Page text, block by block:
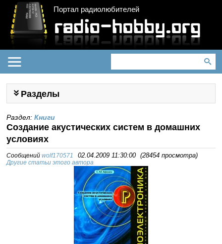
Портал радиолюбителей
Разделы
Раздел:Книги
Создание акустических систем в домашних
условиях
Сообщенийwolf170571 02.04.2009 11:30:00 (28454 просмотра)
Другие статьи этого автора